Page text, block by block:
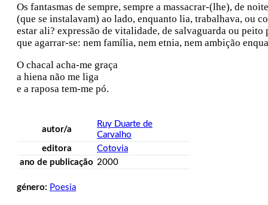
Os fantasmas de sempre, sempre a massacrar-(lhe), de
(que se instalavam) ao lado, enquanto lia, trabalhava, ou
estar ali? expressão de vitalidade, de salvaguarda ou
que agarrar-se: nem família, nem etnia, nem ambição
O chacal acha-me graça
a hiena não me liga
e a raposa tem-me pó.
autor/a
Ruy Duarte de
Carvalho
editora
Cotovia
ano de publicação 2000
género: Poesia